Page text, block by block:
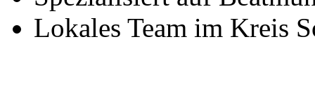
Lokales Team im Kreis